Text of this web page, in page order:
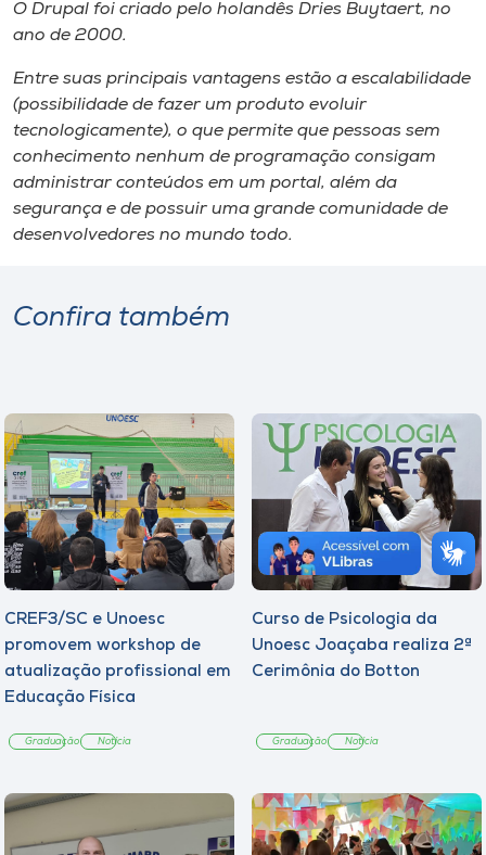
O Drupal foi criado pelo holandês Dries Buytaert, no
ano de 2000.
Entre suas principais vantagens estão a escalabilidade
(possibilidade de fazer um produto evoluir
tecnologicamente), o que permite que pessoas sem
conhecimento nenhum de programação consigam
administrar conteúdos em um portal, além da
segurança e de possuir uma grande comunidade de
desenvolvedores no mundo todo.
Confira também
CREF3/SC e Unoesc
promovem workshop de
atualização profissional em
Educação Física
Graduação Notícia
Curso de Psicologia da
Unoesc Joaçaba realiza 2ª
Cerimônia do Botton
Graduação Notícia